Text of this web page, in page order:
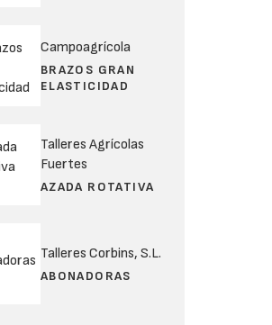
Campoagrícola
BRAZOS GRAN
ELASTICIDAD
Talleres Agrícolas
Fuertes
AZADA ROTATIVA
Talleres Corbins, S.L.
ABONADORAS